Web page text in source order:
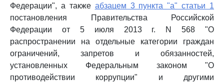
Федерации", а также абзацем 3 пункта "а" статьи 1
постановления Правительства Российской
Федерации от 5 июля 2013 г. N 568 "О
распространении на отдельные категории граждан
ограничений, запретов и обязанностей,
установленных Федеральным законом "О
противодействии коррупции" и другими